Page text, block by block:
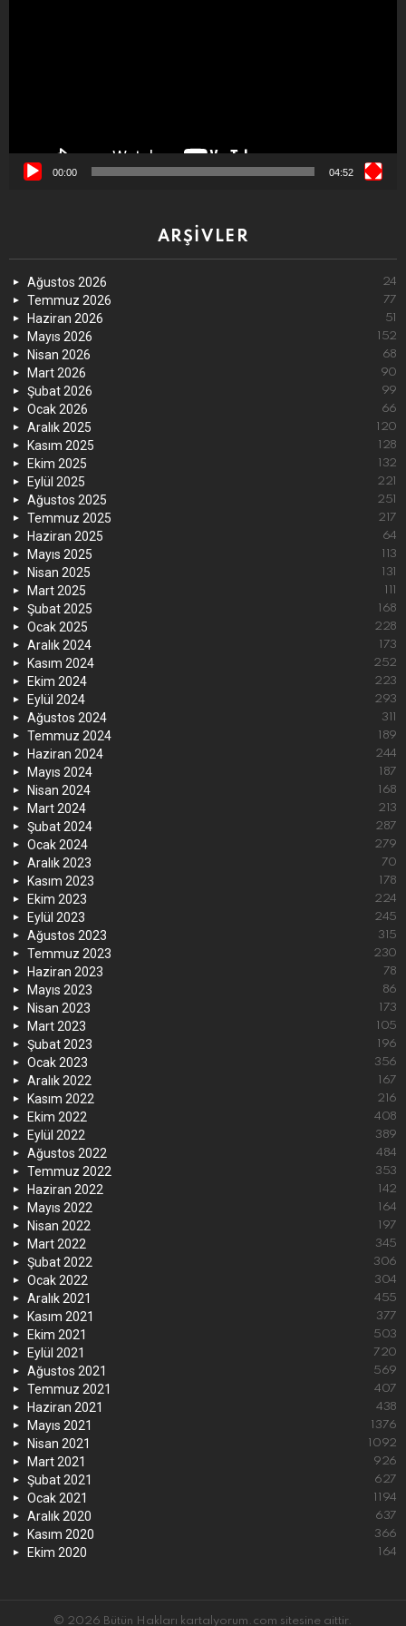
00:00 04:52
ARŞIVLER
Ağustos 2026 24
Temmuz 2026 77
Haziran 2026 51
Mayıs 2026 152
Nisan 2026 68
Mart 2026 90
Şubat 2026 99
Ocak 2026 66
Aralık 2025 120
Kasım 2025 128
Ekim 2025 132
Eylül 2025 221
Ağustos 2025 251
Temmuz 2025 217
Haziran 2025 64
Mayıs 2025 113
Nisan 2025 131
Mart 2025
Şubat 2025 168
Ocak 2025 228
Aralık 2024 173
Kasım 2024 252
Ekim 2024 223
Eylül 2024 293
Ağustos 2024 311
Temmuz 2024 189
Haziran 2024 244
Mayıs 2024 187
Nisan 2024 168
Mart 2024 213
Şubat 2024 287
Ocak 2024 279
Aralık 2023 70
Kasım 2023 178
Ekim 2023 224
Eylül 2023 245
Ağustos 2023 315
Temmuz 2023 230
Haziran 2023 78
Mayıs 2023 86
Nisan 2023 173
Mart 2023 105
Şubat 2023 196
Ocak 2023 356
Aralık 2022 167
Kasım 2022 216
Ekim 2022 408
Eylül 2022 389
Ağustos 2022 484
Temmuz 2022 353
Haziran 2022 142
Mayıs 2022 164
Nisan 2022 197
Mart 2022 345
Şubat 2022 306
Ocak 2022 304
Aralık 2021 455
Kasım 2021 377
Ekim 2021 503
Eylül 2021 720
Ağustos 2021 569
Temmuz 2021 407
Haziran 2021 438
Mayıs 2021 1376
Nisan 2021 1092
Mart 2021 926
Şubat 2021 627
Ocak 2021 1194
Aralık 2020 637
Kasım 2020 366
Ekim 2020 164
© 2026 Bütün Hakları kartalyorum.com sitesine aittir.